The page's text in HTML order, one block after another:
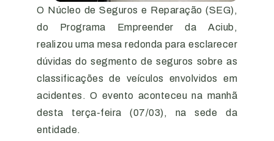
O Núcleo de Seguros e Reparação (SEG),
do Programa Empreender da Aciub,
realizou uma mesa redonda para esclarecer
dúvidas do segmento de seguros sobre as
classificações de veículos envolvidos em
acidentes. O evento aconteceu na manhã
desta terça-feira (07/03), na sede da
entidade.